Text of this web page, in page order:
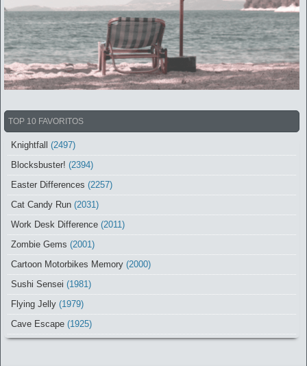
TOP 10 FAVORITOS
Knightfall
(2497)
Blocksbuster! (2394)
Easter Differences (2257)
Cat Candy Run (2031)
Work Desk Difference (2011)
Zombie Gems (2001)
Cartoon Motorbikes Memory (2000)
Sushi Sensei (1981)
Flying Jelly (1979)
Cave Escape (1925)